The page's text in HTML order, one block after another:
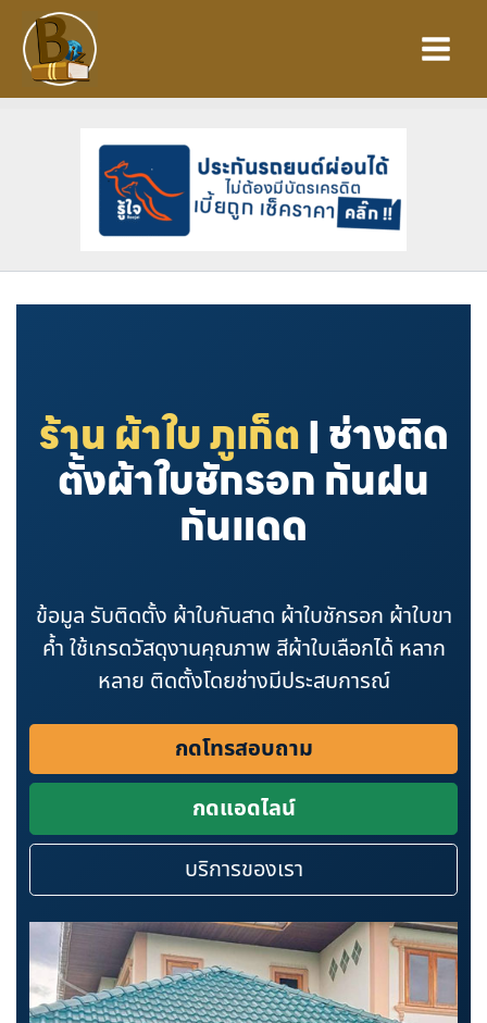
content
ร้าน ผ้าใบ ภูเก็ต| ช่างติด
ตั้งผ้าใบชักรอก กันฝน
กันแดด
ข้อมูล รับติดตั้ง ผ้าใบกันสาด ผ้าใบชักรอก ผ้าใบขา
ค้ำ ใช้เกรดวัสดุงานคุณภาพ สีผ้าใบเลือกได้ หลาก
หลาย ติดตั้งโดยช่างมีประสบการณ์
กดโทรสอบถาม
กดแอดไลน์
บริการของเรา